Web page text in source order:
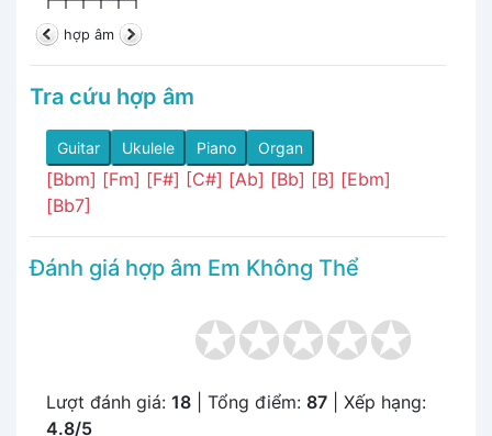
hợp âm
Tra cứu hợp âm
Guitar Ukulele Piano Organ
[Bbm] [Fm] [F#] [C#] [Ab] [Bb] [B] [Ebm]
[Bb7]
Đánh giá hợp âm Em Không Thể
Lượt đánh giá: 18 | Tổng điểm: 87 | Xếp hạng:
4.8/5